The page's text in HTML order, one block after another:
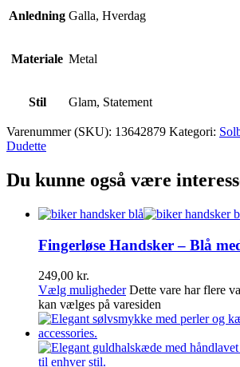
Anledning Galla, Hverdag
Materiale Metal
Stil Glam, Statement
Varenummer (SKU): 13642879 Kategori:
Dudette
Du kunne også være
Fingerløse Handsker – Blå
249,00 kr.
Vælg muligheder Dette vare har flere
kan vælges på varesiden